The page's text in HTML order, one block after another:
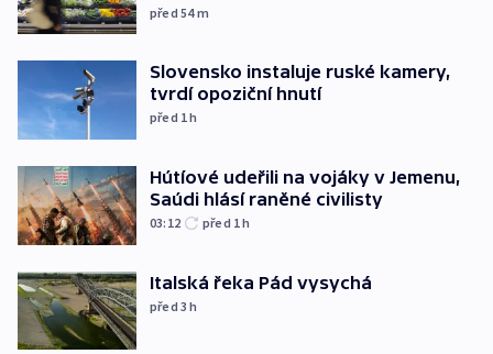
před 54m
Slovensko instaluje ruské kamery,
tvrdí opoziční hnutí
před 1h
Hútíové udeřili na vojáky v Jemenu,
Saúdi hlásí raněné civilisty
03:12 před 1h
Italská řeka Pád vysychá
před 3h